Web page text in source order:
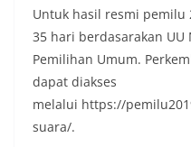
Untuk hasil resmi pemilu
35 hari berdasarakan
Pemilihan Umum.
dapat diakses
melalui https://
suara/.